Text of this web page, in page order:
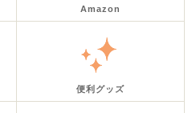
Amazon
便利グッズ